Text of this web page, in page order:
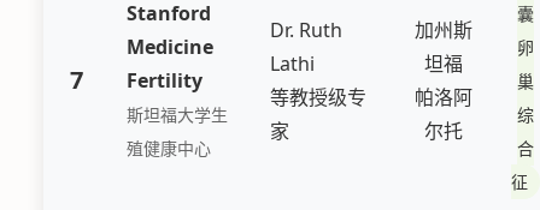
7
Stanford
Medicine
Fertility
斯坦福大学生
殖健康中心
Dr. Ruth
Lathi
等教授级专
家
加州斯
坦福
帕洛阿
尔托
囊
卵
巢
综
合
征